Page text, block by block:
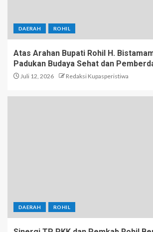
DAERAH ROHIL
Atas Arahan Bupati Rohil H.
Padukan Budaya Sehat dan
Juli 12, 2026 Redaksi Kupasperistiwa
DAERAH ROHIL